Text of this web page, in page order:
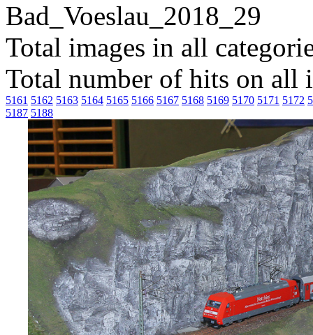
Bad_Voeslau_2018_29
Total images in all
Total number of hits on all
5161 5162 5163 5164 5165 5166 5167 5168 5169 5170 5171 5172
5187 5188